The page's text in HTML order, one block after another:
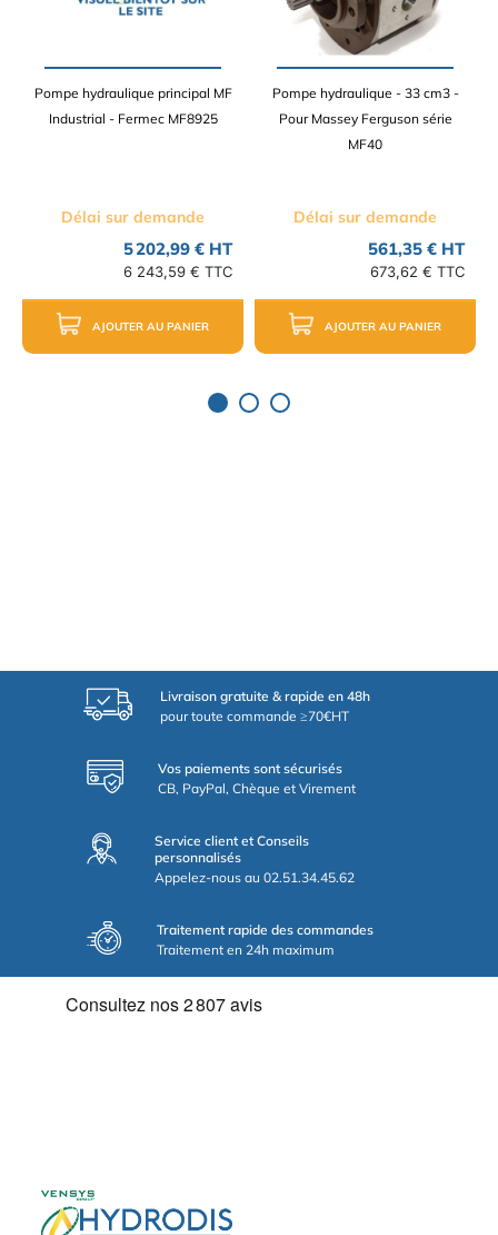
Pompe hydraulique principal MF
Industrial - Fermec MF8925
Délai sur demande
5 202,99 € HT
6 243,59 € TTC
AJOUTER AU PANIER
Pompe hydraulique - 33 cm3 -
Pour Massey Ferguson série
MF40
Délai sur demande
561,35 € HT
673,62 € TTC
AJOUTER AU PANIER
Livraison gratuite & rapide en 48h
pour toute commande ≥70€HT
Vos paiements sont sécurisés
CB, PayPal, Chèque et Virement
Service client et Conseils
personnalisés
Appelez-nous au 02.51.34.45.62
Traitement rapide des commandes
Traitement en 24h maximum